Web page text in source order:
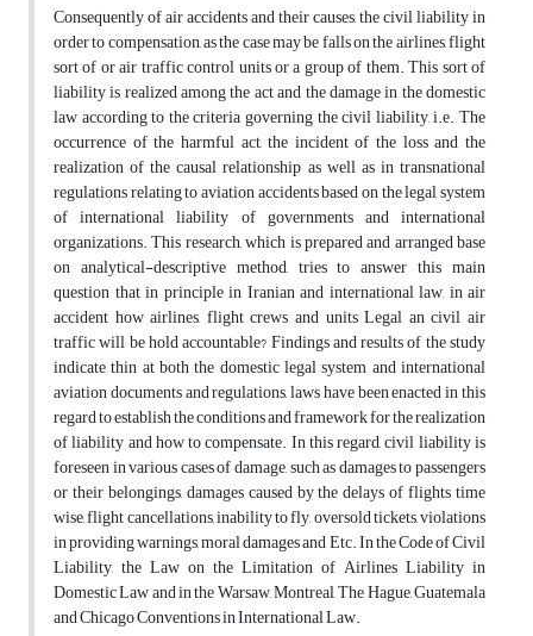
Consequently of air accidents and their causes, the civil liability in
order to compensation, as the case may be falls on the airlines, flight
sort of or air traffic control units or a group of them. This sort of
liability is realized among the act and the damage in the domestic
law according to the criteria governing the civil liability, i.e. The
occurrence of the harmful act, the incident of the loss and the
realization of the causal relationship as well as in transnational
regulations relating to aviation accidents based on the legal system
of international liability of governments and international
organizations. This research, which is prepared and arranged base
on analytical-descriptive method, tries to answer this main
question that in principle in Iranian and international law, in air
accident how airlines, flight crews and units Legal an civil air
traffic will be hold accountable? Findings and results of the study
indicate thin at both the domestic legal system and international
aviation documents and regulations, laws have been enacted in this
regard to establish the conditions and framework for the realization
of liability and how to compensate. In this regard, civil liability is
foreseen in various cases of damage, such as damages to passengers
or their belongings, damages caused by the delays of flights time
wise, flight cancellations, inability to fly, oversold tickets, violations
in providing warnings, moral damages and Etc. In the Code of Civil
Liability, the Law on the Limitation of Airlines Liability in
Domestic Law and in the Warsaw, Montreal, The Hague, Guatemala
and Chicago Conventions in International Law.